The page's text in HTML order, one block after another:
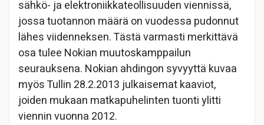
sähkö- ja elektroniikkateollisuuden viennissä,
jossa tuotannon määrä on vuodessa pudonnut
lähes viidenneksen. Tästä varmasti merkittävä
osa tulee Nokian muutoskamppailun
seurauksena. Nokian ahdingon syvyyttä kuvaa
myös Tullin 28.2.2013 julkaisemat kaaviot,
joiden mukaan matkapuhelinten tuonti ylitti
viennin vuonna 2012.